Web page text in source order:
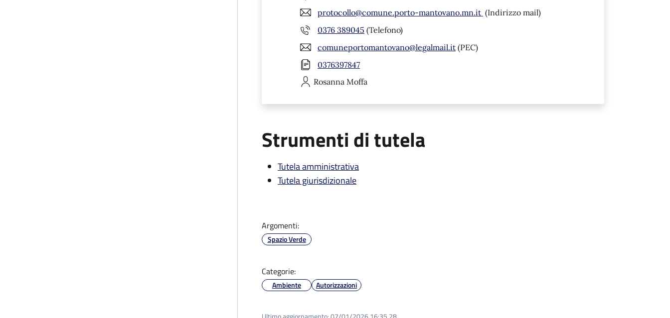
protocollo@comune.porto-mantovano.mn.it (Indirizzo mail)
0376 389045 (Telefono)
comuneportomantovano@legalmail.it (PEC)
0376397847
Rosanna Moffa
Strumenti di tutela
Tutela amministrativa
Tutela giurisdizionale
Argomenti:
Spazio Verde
Categorie:
Ambiente Autorizzazioni